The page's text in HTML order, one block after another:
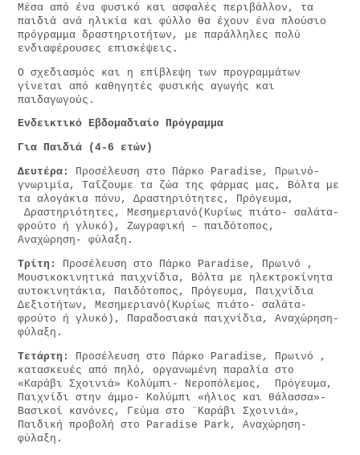
Μέσα από ένα φυσικό και ασφαλές περιβάλλον, τα
παιδιά ανά ηλικία και φύλλο θα έχουν ένα πλούσιο
πρόγραμμα δραστηριοτήτων, με παράλληλες πολύ
ενδιαφέρουσες επισκέψεις.
Ο σχεδιασμός και η επίβλεψη των προγραμμάτων
γίνεται από καθηγητές φυσικής αγωγής και
παιδαγωγούς.
Ενδεικτικό Εβδομαδιαίο Πρόγραμμα
Για Παιδιά (4-6 ετών)
Δευτέρα: Προσέλευση στο Πάρκο Paradise, Πρωινό-
γνωριμία, Ταΐζουμε τα ζώα της φάρμας μας, Βόλτα με
τα αλογάκια πόνυ, Δραστηριότητες, Πρόγευμα,
Δραστηριότητες, Μεσημεριανό(Κυρίως πιάτο- σαλάτα-
φρούτο ή γλυκό), Ζωγραφική – παιδότοπος,
Αναχώρηση- φύλαξη.
Τρίτη:
Προσέλευση στο Πάρκο Paradise, Πρωινό ,
Μουσικοκινητικά παιχνίδια, Βόλτα με ηλεκτροκίνητα
αυτοκινητάκια, Παιδότοπος, Πρόγευμα, Παιχνίδια
Δεξιοτήτων, Μεσημεριανό(Κυρίως πιάτο- σαλάτα-
φρούτο ή γλυκό), Παραδοσιακά παιχνίδια, Αναχώρηση-
φύλαξη.
Τετάρτη: Προσέλευση στο Πάρκο Paradise, Πρωινό ,
κατασκευές από πηλό, οργανωμένη παραλία στο
«Καράβι Σχοινιά» Κολύμπι- Νεροπόλεμος, Πρόγευμα,
Παιχνίδι στην άμμο- Κολύμπι «ήλιος και θάλασσα»-
Βασικοί κανόνες, Γεύμα στο ¨Καράβι Σχοινιά»,
Παιδική προβολή στο Paradise Park, Αναχώρηση-
φύλαξη.